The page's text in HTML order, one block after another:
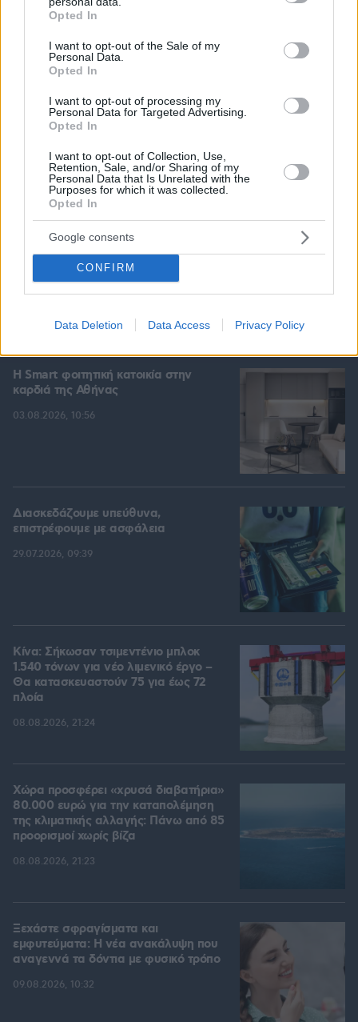
grant or deny consent to Google and its third-party tags to
use your data for below specified purposes in below Google
consent section.
Opted In
I want to opt-out of the Sale of my
Personal Data.
Opted In
I want to opt-out of processing my
Personal Data for Targeted Advertising.
Opted In
I want to opt-out of Collection, Use,
Retention, Sale, and/or Sharing of my
Personal Data that Is Unrelated with the
Purposes for which it was collected.
Opted In
Google consents
CONFIRM
Data Deletion Data Access Privacy Policy
Τι έκανε η Κέιτ Μίντλετον στη διάρκεια της
θεραπείας για τον καρκίνο, όταν δεν μπορούσε να
συγκεντρωθεί
09.08.2026, 10:00
Τα spa της ελληνικής φύσης: Παραλίες
με ιαματικά νερά στην Ελλάδα για
αναζωογονητικές βουτιές
08.08.2026, 13:41
Η Smart φοιτητική κατοικία στην
καρδιά της Αθήνας
03.08.2026, 10:56
Διασκεδάζουμε υπεύθυνα,
επιστρέφουμε με ασφάλεια
29.07.2026, 09:39
Κίνα: Σήκωσαν τσιμεντένιο μπλοκ
1.540 τόνων για νέο λιμενικό έργο –
Θα κατασκευαστούν 75 για έως 72
πλοία
08.08.2026, 21:24
Χώρα προσφέρει «χρυσά διαβατήρια»
80.000 ευρώ για την καταπολέμηση
της κλιματικής αλλαγής: Πάνω από 85
προορισμοί χωρίς βίζα
08.08.2026, 21:23
Ξεχάστε σφραγίσματα και
εμφυτεύματα: Η νέα ανακάλυψη που
αναγεννά τα δόντια με φυσικό τρόπο
09.08.2026, 10:32